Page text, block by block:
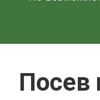
Посев